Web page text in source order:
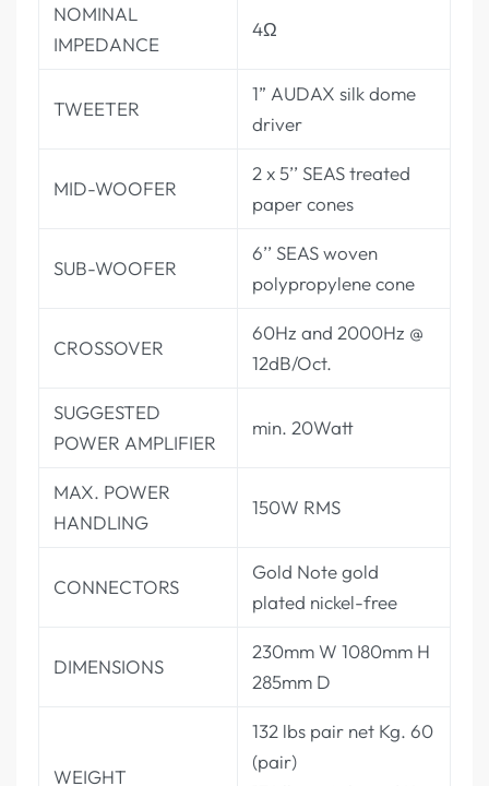
NOMINAL
IMPEDANCE
4Ω
TWEETER
1” AUDAX silk dome
driver
MID-WOOFER
2 x 5’’ SEAS treated
paper cones
SUB-WOOFER
6’’ SEAS woven
polypropylene cone
CROSSOVER
60Hz and 2000Hz @
12dB/Oct.
SUGGESTED
POWER AMPLIFIER
min. 20Watt
MAX. POWER
HANDLING
150W RMS
CONNECTORS
Gold Note gold
plated nickel-free
DIMENSIONS
230mm W 1080mm H
285mm D
WEIGHT
132 lbs pair net Kg. 60
(pair)